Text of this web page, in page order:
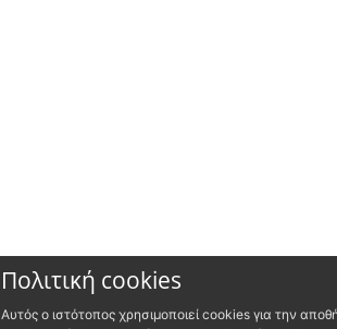
Πολιτική cookies
Αυτός ο ιστότοπος χρησιμοποιεί cookies για την